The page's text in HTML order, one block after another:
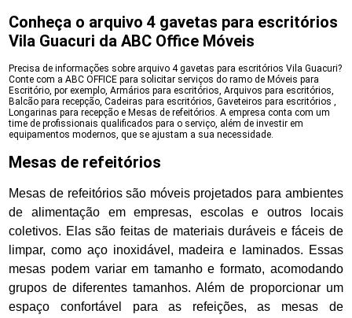
Conheça o arquivo 4 gavetas para escritórios
Vila Guacuri da ABC Office Móveis
Precisa de informações sobre arquivo 4 gavetas para escritórios Vila Guacuri?
Conte com a ABC OFFICE para solicitar serviços do ramo de Móveis para
Escritório, por exemplo, Armários para escritórios, Arquivos para escritórios,
Balcão para recepção, Cadeiras para escritórios, Gaveteiros para escritórios ,
Longarinas para recepção e Mesas de refeitórios. A empresa conta com um
time de profissionais qualificados para o serviço, além de investir em
equipamentos modernos, que se ajustam a sua necessidade.
Mesas de refeitórios
Mesas de refeitórios são móveis projetados para ambientes
de alimentação em empresas, escolas e outros locais
coletivos. Elas são feitas de materiais duráveis e fáceis de
limpar, como aço inoxidável, madeira e laminados. Essas
mesas podem variar em tamanho e formato, acomodando
grupos de diferentes tamanhos. Além de proporcionar um
espaço confortável para as refeições, as mesas de